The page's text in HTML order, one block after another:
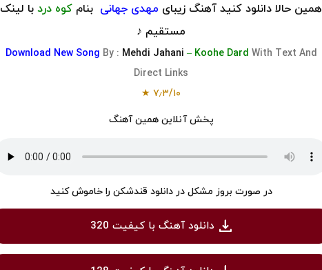
همین حالا دانلود کنید آهنگ زیبای مهدی جهانی بنام کوه درد با لینک
مستقیم ♪
Download New Song By : Mehdi Jahani – Koohe Dard With Text And
Direct Links
۷٫۳/۱۰ ★
پخش آنلاین همین آهنگ
در صورت بروز مشکل در دانلود قندشکن را خاموش کنید
دانلود آهنگ با کیفیت 320